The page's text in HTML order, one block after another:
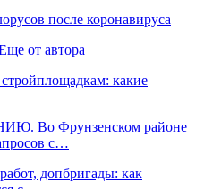
после коронавируса
от автора
какие
Во Фрунзенском районе
с…
допбригады: как